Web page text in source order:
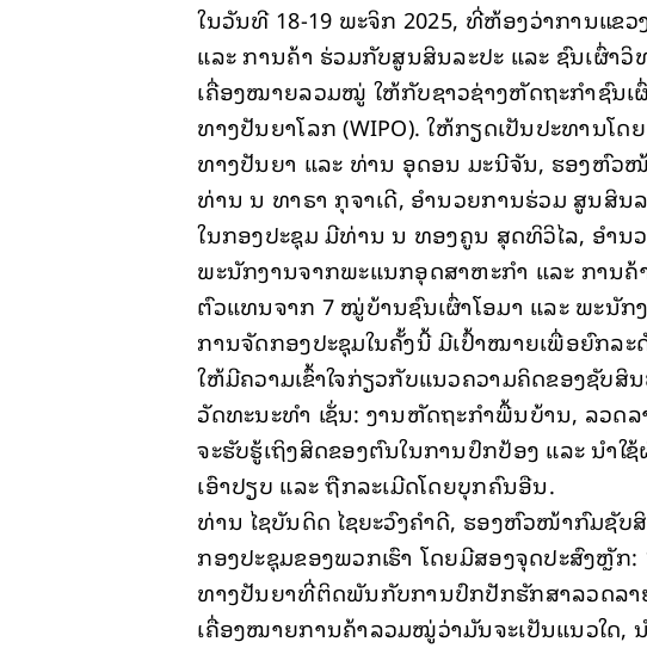
ໃນວັນທີ 18-19 ພະຈິກ 2025, ທີ່ຫ້ອງວ່າການແຂ
ແລະ ການຄ້າ ຮ່ວມກັບສູນສິນລະປະ ແລະ ຊົນເຜົ່າວິ
ເຄື່ອງໝາຍລວມໝູ່ ໃຫ້ກັບຊາວຊ່າງຫັດຖະກຳຊົນ
ທາງປັນຍາໂລກ (WIPO). ໃຫ້ກຽດເປັນປະທານໂ
ທາງປັນຍາ ແລະ ທ່ານ ອຸດອນ ມະນີຈັນ, ຮອງຫົວ
ທ່ານ ນ ທາຣາ ກຸຈາເດີ, ອຳນວຍການຮ່ວມ ສູນສິນ
ໃນກອງປະຊຸມ ມີທ່ານ ນ ທອງຄູນ ສຸດທິວິໄລ, ອຳນ
ພະນັກງານຈາກພະແນກອຸດສາຫະກຳ ແລະ ການຄ້
ຕົວແທນຈາກ 7 ໝູ່ບ້ານຊົນເຜົ່າໂອມາ ແລະ ພະນັກ
ການຈັດກອງປະຊຸມໃນຄັ້ງນີ້ ມີເປົ້າໝາຍເພື່ອຍົກລ
ໃຫ້ມີຄວາມເຂົ້າໃຈກ່ຽວກັບແນວຄວາມຄິດຂອງຊັບ
ວັດທະນະທຳ ເຊັ່ນ: ງານຫັດຖະກຳພື້ນບ້ານ, ລວດ
ຈະຮັບຮູ້ເຖິງສິດຂອງຕົນໃນການປົກປ້ອງ ແລະ ນຳ
ເອົາປຽບ ແລະ ຖືກລະເມີດໂດຍບຸກຄົນອືນ.
ທ່ານ ໄຊບັນດິດ ໄຊຍະວົງຄຳດີ, ຮອງຫົວໜ້າກົມຊັບ
ກອງປະຊຸມຂອງພວກເຮົາ ໂດຍມີສອງຈຸດປະສົງຫຼັກ:
ທາງປັນຍາທີ່ຕິດພັນກັບການປົກປັກຮັກສາລວດລາ
ເຄື່ອງໝາຍການຄ້າລວມໝູ່ວ່າມັນຈະເປັນແນວໃດ, ນ